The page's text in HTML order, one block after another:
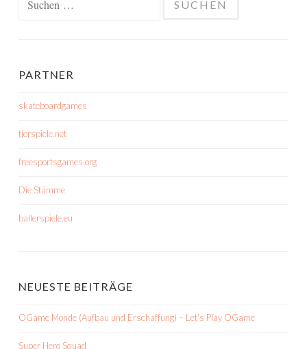
PARTNER
skateboardgames
tierspiele.net
freesportsgames.org
Die Stämme
ballerspiele.eu
NEUESTE BEITRÄGE
OGame Monde (Aufbau und Erschaffung) – Let’s Play OGame
Super Hero Squad